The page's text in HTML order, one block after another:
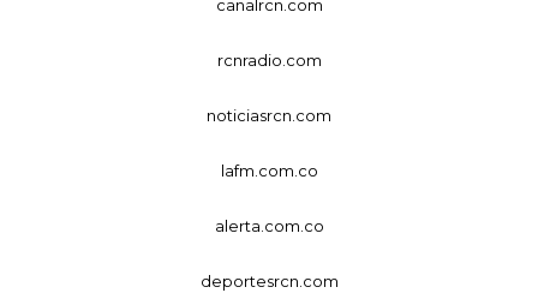
canalrcn.com
rcnradio.com
noticiasrcn.com
lafm.com.co
alerta.com.co
deportesrcn.com